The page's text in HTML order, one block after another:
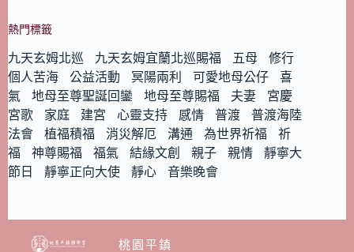
熱門標籤
九天玄姆北巡 九天玄姆宜蘭北巡賜福 五母
修行
個人苦海
公益活動 冥陽兩利 可愛地母公仔
喜
氣
地母至尊聖誕回鑾 地母至尊賜福 夫妻
宮慶
宮歌
家庭 建宮 心靈支持 感情 普渡
普渡海陸
法會
植福積福 消災解厄 溝通 為世界祈福
祈
福
神尊賜福 福氣 結緣文創 親子 親情
靜寧大
節日
靜寧正向大使 靜心 音樂晚會
桃園平鎮